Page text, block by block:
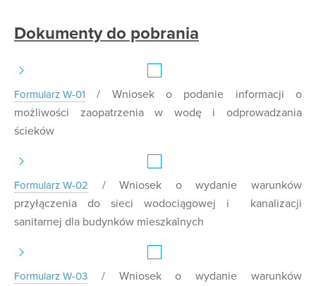
Dokumenty do pobrania
Formularz W-01
/ Wniosek o podanie informacji o
możliwości zaopatrzenia w wodę i odprowadzania
ścieków
Formularz W-02
/ Wniosek o wydanie warunków
przyłączenia do sieci wodociągowej i kanalizacji
sanitarnej dla budynków mieszkalnych
Formularz W-03 / Wniosek o wydanie warunków
ich sprostowania (poprawienia);
usunięcia danych;
Mają Państwo również prawo do cofnięcia zgody, jeśli
stanowiła ona podstawę przetwarzania danych.
Oprócz tego mogą Państwo wnieść sprzeciw wobec
Państwa dane osobowe nie będą podlegały
zautomatyzowanemu podejmowaniu decyzji, w tym
profilowaniu.